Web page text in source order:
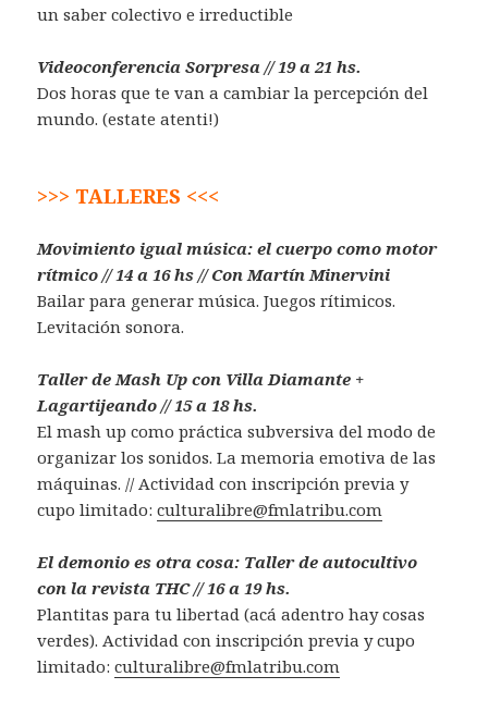
un saber colectivo e irreductible
Videoconferencia Sorpresa // 19 a 21 hs.
Dos horas que te van a cambiar la percepción del
mundo. (estate atenti!)
>>> TALLERES <<<
Movimiento igual música: el cuerpo como motor
rítmico // 14 a 16 hs // Con Martín Minervini
Bailar para generar música. Juegos rítimicos.
Levitación sonora.
Taller de Mash Up con Villa Diamante +
Lagartijeando // 15 a 18 hs.
El mash up como práctica subversiva del modo de
organizar los sonidos. La memoria emotiva de las
máquinas. // Actividad con inscripción previa y
cupo limitado:culturalibre@fmlatribu.com
El demonio es otra cosa: Taller de autocultivo
con la revista THC // 16 a 19 hs.
Plantitas para tu libertad (acá adentro hay cosas
verdes). Actividad con inscripción previa y cupo
limitado:culturalibre@fmlatribu.com